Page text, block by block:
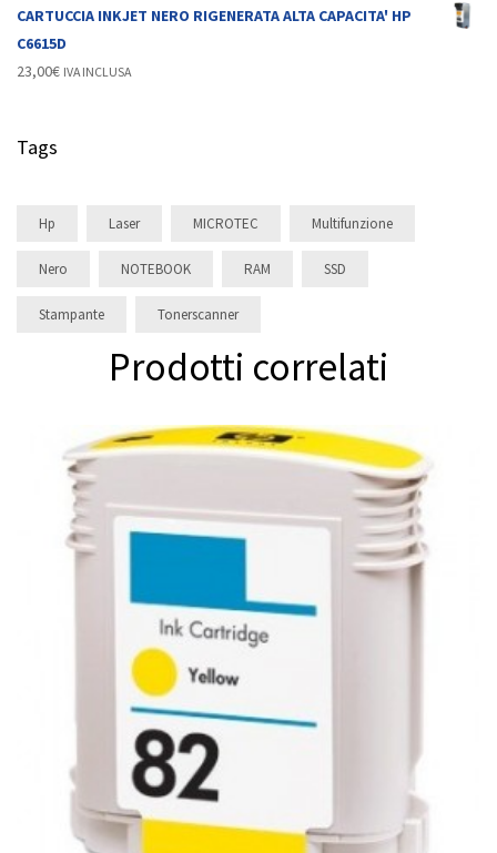
CARTUCCIA INKJET NERO RIGENERATA ALTA CAPACITA' HP
C6615D
23,00€ IVA INCLUSA
Tags
Hp Laser MICROTEC Multifunzione
Nero NOTEBOOK RAM SSD
Stampante Tonerscanner
Prodotti correlati